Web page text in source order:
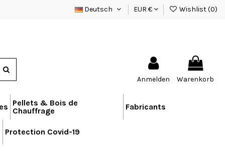
Deutsch EUR € Wishlist (0)
Anmelden Warenkorb
Pellets & Bois de
Chauffrage
Fabricants
Protection Covid-19